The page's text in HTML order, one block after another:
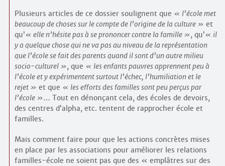
Plusieurs articles de ce dossier soulignent que
l’école met
beaucoup de choses sur le compte de l’origine de la culture
et
qu’
elle n’hésite pas à se prononcer contre la famille , qu’
il
y a quelque chose qui ne va pas au niveau de la représentation
que l’école se fait des parents quand il sont d’un autre milieu
socio-culturel
, que
les enfants pauvres apprennent peu à
l’école et y expérimentent surtout l’échec, l’humiliation et le
rejet
et que
les efforts des familles sont peu perçus par
l’école
… Tout en dénonçant cela, des écoles de devoirs,
des centres d’alpha, etc. tentent de rapprocher école et
familles.
Mais comment faire pour que les actions concrètes mises
en place par les associations pour améliorer les relations
familles-école ne soient pas que des « emplâtres sur des